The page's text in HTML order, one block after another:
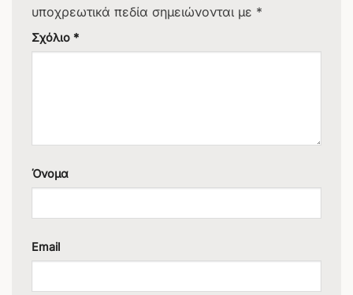
υποχρεωτικά πεδία σημειώνονται με *
Σχόλιο *
Όνομα
Email